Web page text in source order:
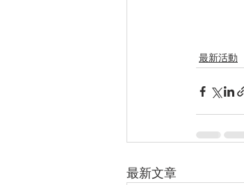
最新活動
最新文章